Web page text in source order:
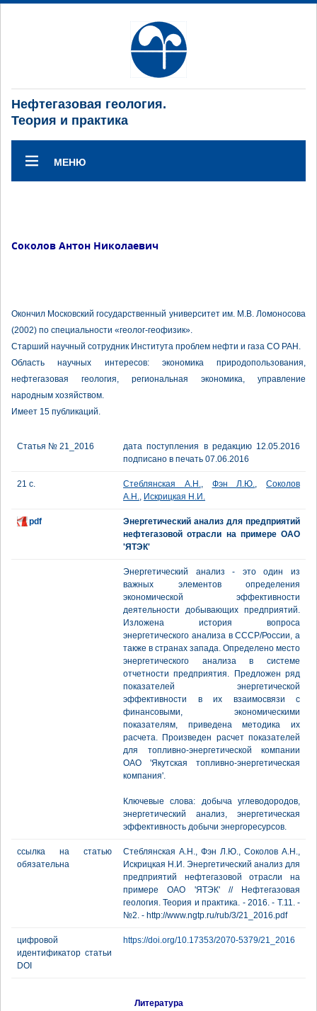
Нефтегазовая геология.
Теория и практика
МЕНЮ
Соколов Антон Николаевич
Окончил Московский государственный университет им. М.В. Ломоносова
(2002) по специальности «геолог-геофизик».
Старший научный сотрудник Института проблем нефти и газа СО РАН.
Область научных интересов: экономика природопользования,
нефтегазовая геология, региональная экономика, управление
народным хозяйством.
Имеет 15 публикаций.
Статья № 21_2016
дата поступления в редакцию 12.05.2016
подписано в печать 07.06.2016
21 с. Стеблянская А.Н., Фэн Л.Ю., Соколов
А.Н., Искрицкая Н.И.
pdf
Энергетический анализ для предприятий
нефтегазовой отрасли на примере ОАО
'ЯТЭК'
Энергетический анализ - это один из
важных элементов определения
экономической эффективности
деятельности добывающих предприятий.
Изложена история вопроса
энергетического анализа в СССР/России, а
также в странах запада. Определено место
энергетического анализа в системе
отчетности предприятия. Предложен ряд
показателей энергетической
эффективности в их взаимосвязи с
финансовыми, экономическими
показателям, приведена методика их
расчета. Произведен расчет показателей
для топливно-энергетической компании
ОАО 'Якутская топливно-энергетическая
компания'.
Ключевые слова: добыча углеводородов,
энергетический анализ, энергетическая
эффективность добычи энергоресурсов.
ссылка на статью
обязательна
Стеблянская А.Н., Фэн Л.Ю., Соколов А.Н.,
Искрицкая Н.И. Энергетический анализ для
предприятий нефтегазовой отрасли на
примере ОАО 'ЯТЭК' // Нефтегазовая
геология. Теория и практика. - 2016. - Т.11. -
№2. - http://www.ngtp.ru/rub/3/21_2016.pdf
цифровой
идентификатор статьи
DOI
https://doi.org/10.17353/2070-5379/21_2016
Литература